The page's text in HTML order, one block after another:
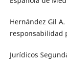
Hernández Gil
responsabilidad
Jurídicos